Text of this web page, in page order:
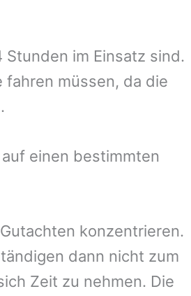
im Einsatz sind.
müssen, da die
einen bestimmten
konzentrieren.
dann nicht zum
Zeit zu nehmen. Die